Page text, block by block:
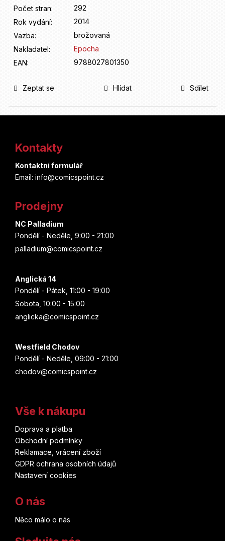
Počet stran:
292
Rok vydání:
2014
Vazba:
brožovaná
Nakladatel:
Epocha
EAN: 9788027801350
Zeptat se Hlídat Sdílet
Kontakty
Kontaktní formulář
Email: info@comicspoint.cz
Prodejny
NC Palladium
Pondělí - Neděle, 9:00 - 21:00
palladium@comicspoint.cz
Anglická 14
Pondělí - Pátek, 11:00 - 19:00
Sobota, 10:00 - 15:00
anglicka@comicspoint.cz
Westfield Chodov
Pondělí - Neděle, 09:00 - 21:00
chodov@comicspoint.cz
Vše k nákupu
Doprava a platba
Obchodní podmínky
Reklamace, vrácení zboží
GDPR ochrana osobních údajů
Nastavení cookies
O nás
Něco málo o nás